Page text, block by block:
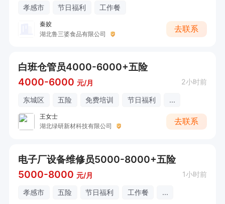
孝感市 节日福利 工作餐
秦姣
湖北鲁三婆食品有限公司
去联系
白班仓管员4000-6000+五险
4000-6000 元/月 2小时前
东城区 五险 免费培训 节日福利 ...
王女士
湖北绿研新材科技有限公司
去联系
电子厂设备维修员5000-8000+五险
5000-8000 元/月 1小时前
孝感市 五险 节日福利 工作餐 ...